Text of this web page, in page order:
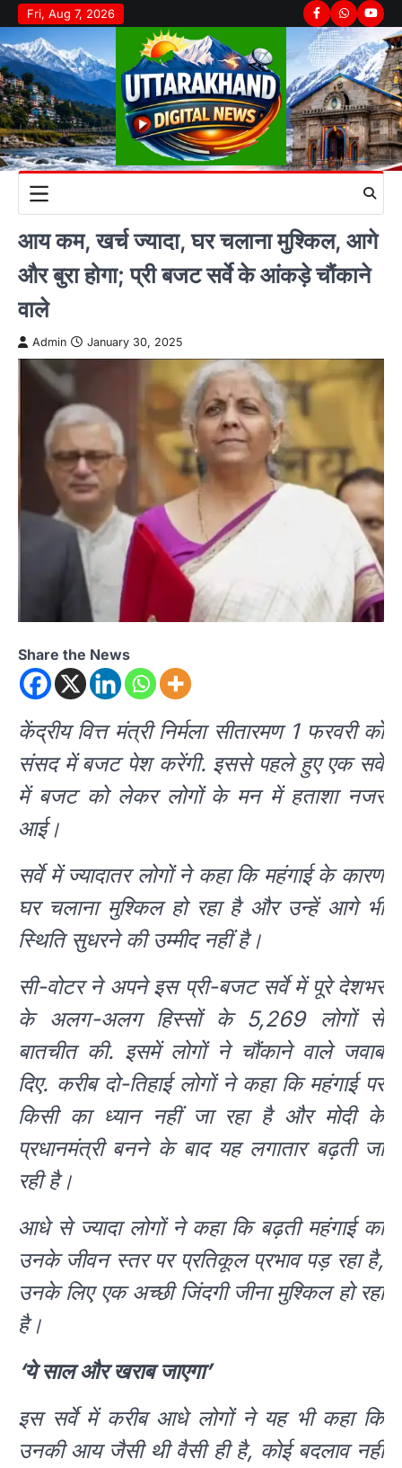
Skip
to
content
Fri, Aug 7, 2026 Facebook
Whatsapp
आय कम, खर्च ज्यादा, घर चलाना मुश्किल, आगे
और बुरा होगा; प्री बजट सर्वे के आंकड़े चौंकाने
वाले
Admin January 30, 2025
Share the News
केंद्रीय वित्त मंत्री निर्मला सीतारमण 1 फरवरी को
संसद में बजट पेश करेंगी. इससे पहले हुए एक सर्वे
में बजट को लेकर लोगों के मन में हताशा नजर
आई।
सर्वे में ज्यादातर लोगों ने कहा कि महंगाई के कारण
घर चलाना मुश्किल हो रहा है और उन्हें आगे भी
स्थिति सुधरने की उम्मीद नहीं है।
सी-वोटर ने अपने इस प्री-बजट सर्वे में पूरे देशभर
के अलग-अलग हिस्सों के 5,269 लोगों से
बातचीत की. इसमें लोगों ने चौंकाने वाले जवाब
दिए. करीब दो-तिहाई लोगों ने कहा कि महंगाई पर
किसी का ध्यान नहीं जा रहा है और मोदी के
प्रधानमंत्री बनने के बाद यह लगातार बढ़ती जा
रही है।
आधे से ज्यादा लोगों ने कहा कि बढ़ती महंगाई का
उनके जीवन स्तर पर प्रतिकूल प्रभाव पड़ रहा है,
उनके लिए एक अच्छी जिंदगी जीना मुश्किल हो रहा
है।
‘ये साल और खराब जाएगा’
इस सर्वे में करीब आधे लोगों ने यह भी कहा कि
उनकी आय जैसी थी वैसी ही है, कोई बदलाव नहीं